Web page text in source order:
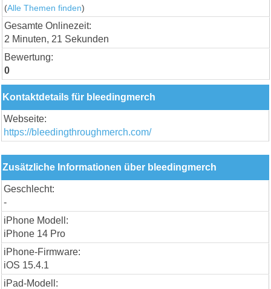
(Alle Themen finden)
Gesamte Onlinezeit:
2 Minuten, 21 Sekunden
Bewertung:
0
Kontaktdetails für bleedingmerch
Webseite:
https://bleedingthroughmerch.com/
Zusätzliche Informationen über bleedingmerch
Geschlecht:
-
iPhone Modell:
iPhone 14 Pro
iPhone-Firmware:
iOS 15.4.1
iPad-Modell: